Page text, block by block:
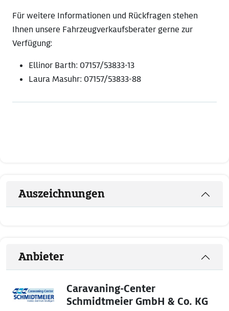
Für weitere Informationen und Rückfragen stehen
Ihnen unsere Fahrzeugverkaufsberater gerne zur
Verfügung:
Ellinor Barth: 07157/53833-13
Laura Masuhr: 07157/53833-88
Auszeichnungen
Anbieter
Caravaning-Center
Schmidtmeier GmbH & Co. KG